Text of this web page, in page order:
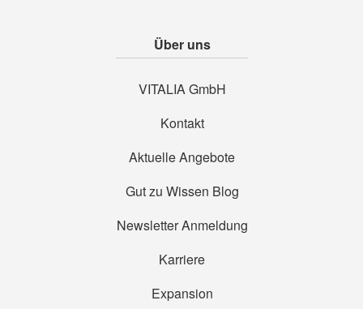
Über uns
VITALIA GmbH
Kontakt
Aktuelle Angebote
Gut zu Wissen Blog
Newsletter Anmeldung
Karriere
Expansion